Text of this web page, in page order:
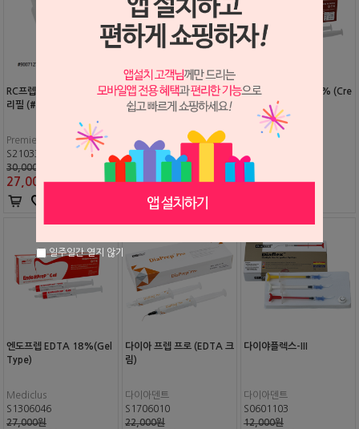
RC프렙 플라스틱 시린지 팁
리필 (#9007127)
Premier
S2103324
30,000원
27,000원
RC프렙 (시린지 타입)
Premier
S0306072
65,000원
58,500원
엔도프렙 EDTA 18% (Cre
am Type)
Mediclus
S1311114
27,000원
23,000원
엔도프렙 EDTA 18%(Gel
Type)
Mediclus
S1306046
27,000원
다이아 프렙 프로 (EDTA 크
림)
다이아덴트
S1706010
22,000원
다이야플렉스-III
다이아덴트
S0601103
12,000원
일주일간 열지 않기